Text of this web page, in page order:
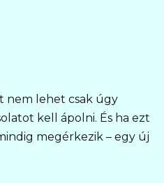
nem lehet csak úgy
kell ápolni. És ha ezt
megérkezik – egy új